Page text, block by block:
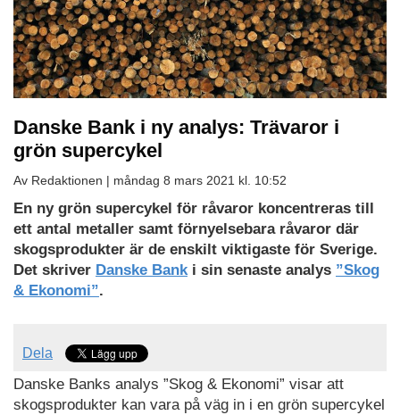
Danske Bank i ny analys: Trävaror i
grön supercykel
Av Redaktionen | måndag 8 mars 2021 kl. 10:52
En ny grön supercykel för råvaror koncentreras till
ett antal metaller samt förnyelsebara råvaror där
skogsprodukter är de enskilt viktigaste för Sverige.
Det skriver Danske Banki sin senaste analys ”Skog
& Ekonomi”.
Dela
Danske Banks analys ”Skog & Ekonomi” visar att
skogsprodukter kan vara på väg in i en grön supercykel